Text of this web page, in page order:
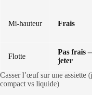
Mi‑hauteur Frais
Flotte
Pas frais
jeter
Casser l’œuf sur une assiette
compact vs liquide)